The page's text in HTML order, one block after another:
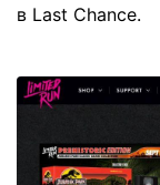
в Last Chance.